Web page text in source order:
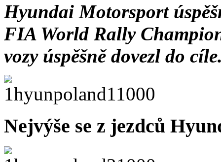
Hyundai Motorsport
FIA World Rally
vozy úspěšně dovezl do
Nejvýše se z jezdců